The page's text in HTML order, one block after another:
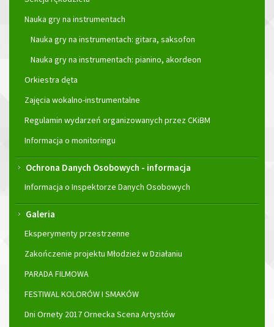
Nauka gry na instrumentach
Nauka gry na instrumentach: gitara, saksofon
Nauka gry na instrumentach: pianino, akordeon
Orkiestra dęta
Zajęcia wokalno-instrumentalne
Regulamin wydarzeń organizowanych przez CKiBM
Informacja o monitoringu
Ochrona Danych Osobowych - informacja
Informacja o Inspektorze Danych Osobowych
Galeria
Eksperymenty przestrzenne
Zakończenie projektu Młodzież w Działaniu
PARADA FILMOWA
FESTIWAL KOLORÓW I SMAKÓW
Dni Ornety 2017 Ornecka Scena Artystów